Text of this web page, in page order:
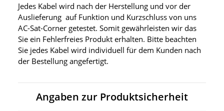
Jedes Kabel wird nach der Herstellung und vor der
Auslieferung auf Funktion und Kurzschluss von uns
AC-Sat-Corner getestet. Somit gewährleisten wir das
Sie ein Fehlerfreies Produkt erhalten. Bitte beachten
Sie jedes Kabel wird individuell für dem Kunden nach
der Bestellung angefertigt.
Angaben zur Produktsicherheit